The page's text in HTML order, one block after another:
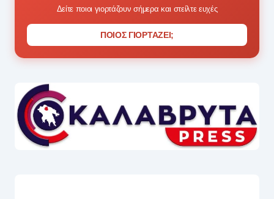
Δείτε ποιοι γιορτάζουν σήμερα και στείλτε ευχές
ΠΟΙΟΣ ΓΙΟΡΤΑΖΕΙ;